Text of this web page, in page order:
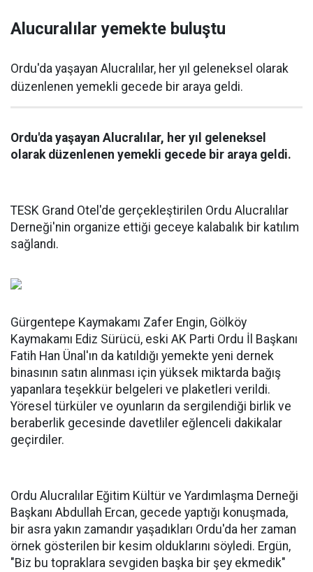
Alucuralılar yemekte buluştu
Ordu'da yaşayan Alucralılar, her yıl geleneksel olarak
düzenlenen yemekli gecede bir araya geldi.
Ordu'da yaşayan Alucralılar, her yıl geleneksel
olarak düzenlenen yemekli gecede bir araya geldi.
TESK Grand Otel'de gerçekleştirilen Ordu Alucralılar
Derneği'nin organize ettiği geceye kalabalık bir katılım
sağlandı.
Gürgentepe Kaymakamı Zafer Engin, Gölköy
Kaymakamı Ediz Sürücü, eski AK Parti Ordu İl Başkanı
Fatih Han Ünal'ın da katıldığı yemekte yeni dernek
binasının satın alınması için yüksek miktarda bağış
yapanlara teşekkür belgeleri ve plaketleri verildi.
Yöresel türküler ve oyunların da sergilendiği birlik ve
beraberlik gecesinde davetliler eğlenceli dakikalar
geçirdiler.
Ordu Alucralılar Eğitim Kültür ve Yardımlaşma Derneği
Başkanı Abdullah Ercan, gecede yaptığı konuşmada,
bir asra yakın zamandır yaşadıkları Ordu'da her zaman
örnek gösterilen bir kesim olduklarını söyledi. Ergün,
"Biz bu topraklara sevgiden başka bir şey ekmedik"